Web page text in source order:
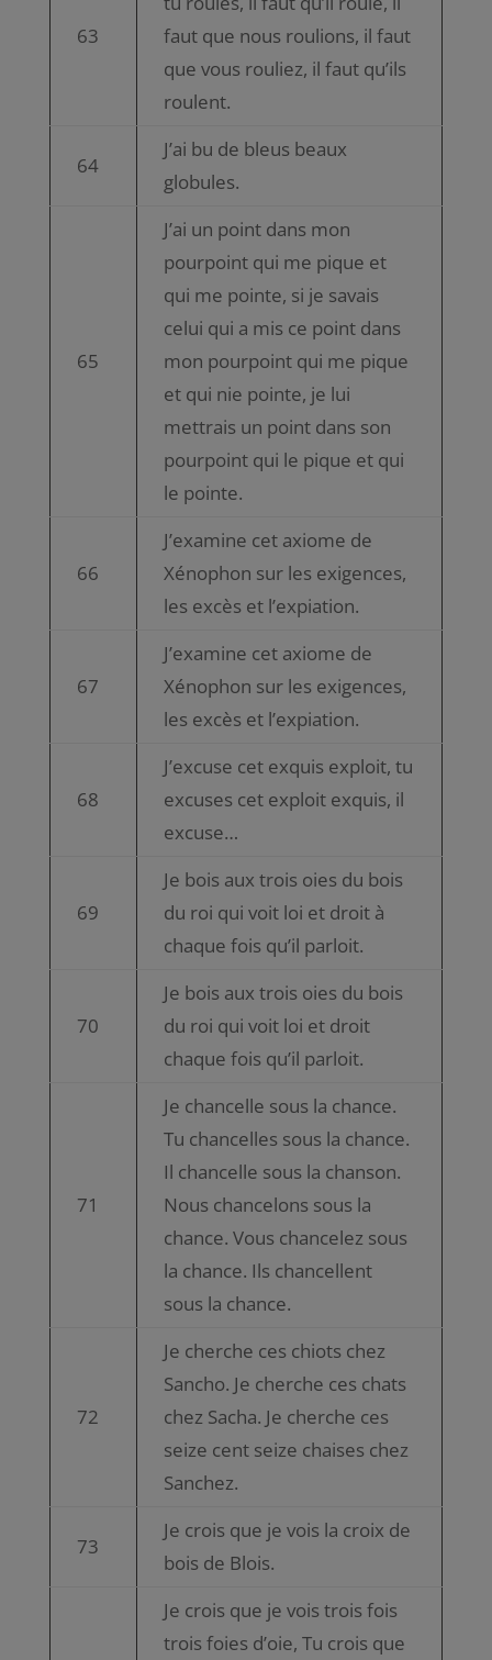
63
faut que nous roulions, il faut
que vous rouliez, il faut qu’ils
roulent.
64
J’ai bu de bleus beaux
globules.
65
J’ai un point dans mon
pourpoint qui me pique et
qui me pointe, si je savais
celui qui a mis ce point dans
mon pourpoint qui me pique
et qui nie pointe, je lui
mettrais un point dans son
pourpoint qui le pique et qui
le pointe.
66
J’examine cet axiome de
Xénophon sur les exigences,
les excès et l’expiation.
67
J’examine cet axiome de
Xénophon sur les exigences,
les excès et l’expiation.
68
J’excuse cet exquis exploit, tu
excuses cet exploit exquis, il
excuse…
69
Je bois aux trois oies du bois
du roi qui voit loi et droit à
chaque fois qu’il parloit.
70
Je bois aux trois oies du bois
du roi qui voit loi et droit
chaque fois qu’il parloit.
71
Je chancelle sous la chance.
Tu chancelles sous la chance.
Il chancelle sous la chanson.
Nous chancelons sous la
chance. Vous chancelez sous
la chance. Ils chancellent
sous la chance.
72
Je cherche ces chiots chez
Sancho. Je cherche ces chats
chez Sacha. Je cherche ces
seize cent seize chaises chez
Sanchez.
73
Je crois que je vois la croix de
bois de Blois.
Je crois que je vois trois fois
trois foies d’oie, Tu crois que